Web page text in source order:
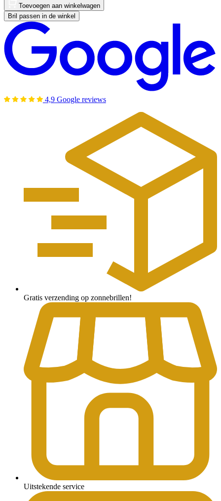
Toevoegen aan winkelwagen
Bril passen in de winkel
4,9 Google reviews
Gratis verzending op zonnebrillen!
Uitstekende service